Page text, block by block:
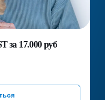
за 17.000 руб